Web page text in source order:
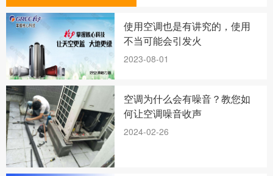
使用空调也是有讲究的，使用
不当可能会引发火
2023-08-01
空调为什么会有噪音？教您如
何让空调噪音收声
2024-02-26